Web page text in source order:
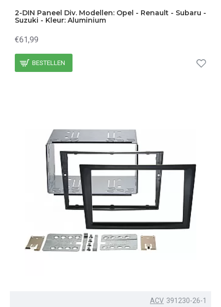
2-DIN Paneel Div. Modellen: Opel - Renault - Subaru -
Suzuki - Kleur: Aluminium
€61,99
BESTELLEN
ACV 391230-26-1